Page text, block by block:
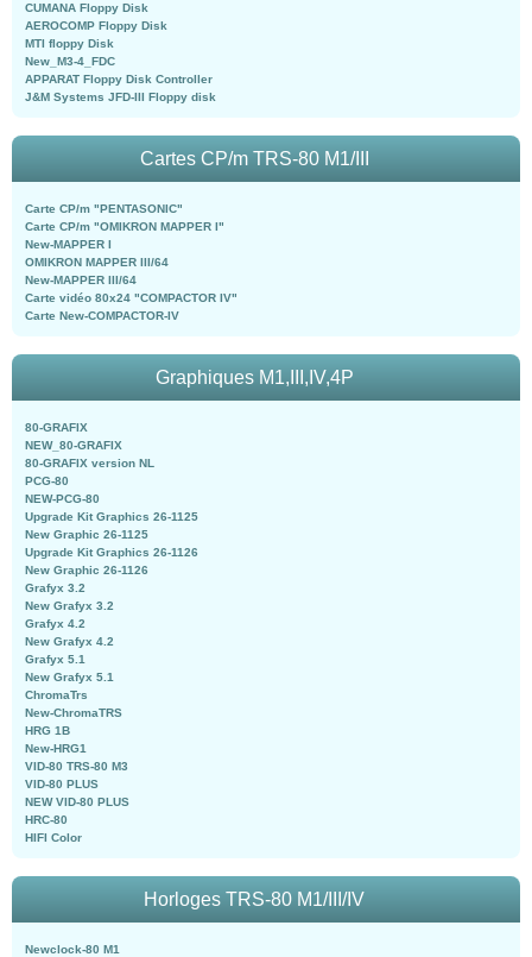
CUMANA Floppy Disk
AEROCOMP Floppy Disk
MTI floppy Disk
New_M3-4_FDC
APPARAT Floppy Disk Controller
J&M Systems JFD-III Floppy disk
Cartes CP/m TRS-80 M1/III
Carte CP/m "PENTASONIC"
Carte CP/m "OMIKRON MAPPER I"
New-MAPPER I
OMIKRON MAPPER III/64
New-MAPPER III/64
Carte vidéo 80x24 "COMPACTOR IV"
Carte New-COMPACTOR-IV
Graphiques M1,III,IV,4P
80-GRAFIX
NEW_80-GRAFIX
80-GRAFIX version NL
PCG-80
NEW-PCG-80
Upgrade Kit Graphics 26-1125
New Graphic 26-1125
Upgrade Kit Graphics 26-1126
New Graphic 26-1126
Grafyx 3.2
New Grafyx 3.2
Grafyx 4.2
New Grafyx 4.2
Grafyx 5.1
New Grafyx 5.1
ChromaTrs
New-ChromaTRS
HRG 1B
New-HRG1
VID-80 TRS-80 M3
VID-80 PLUS
NEW VID-80 PLUS
HRC-80
HIFI Color
Horloges TRS-80 M1/III/IV
Newclock-80 M1